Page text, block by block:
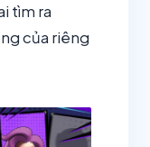
tìm ra
của riêng